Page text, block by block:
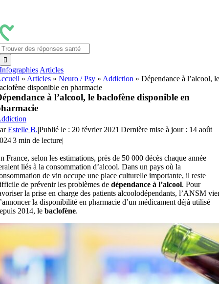
contenu
Infographies Articles
» Articles» Neuro / Psy» Addiction » Dépendance à l’alcool, le
disponible en pharmacie
à l’alcool, le baclofène disponible en
Estelle B.|Publié le : 20 février 2021 |Dernière mise à jour : 14 août
|3 min de lecture|
France, selon les estimations, près de 50 000 décès chaque année
liés à la consommation d’alcool. Dans un pays où la
de vin occupe une place culturelle importante, il reste
de prévenir les problèmes de dépendance à l’alcool. Pour
la prise en charge des patients alcoolodépendants, l’ANSM
la disponibilité en pharmacie d’un médicament déjà utilisé
2014, le baclofène.